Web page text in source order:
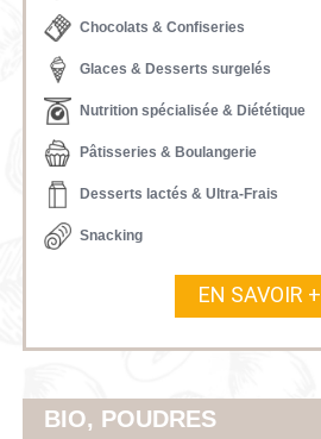
Chocolats & Confiseries
Glaces & Desserts surgelés
Nutrition spécialisée & Diététique
Pâtisseries & Boulangerie
Desserts lactés & Ultra-Frais
Snacking
EN SAVOIR +
BIO, POUDRES